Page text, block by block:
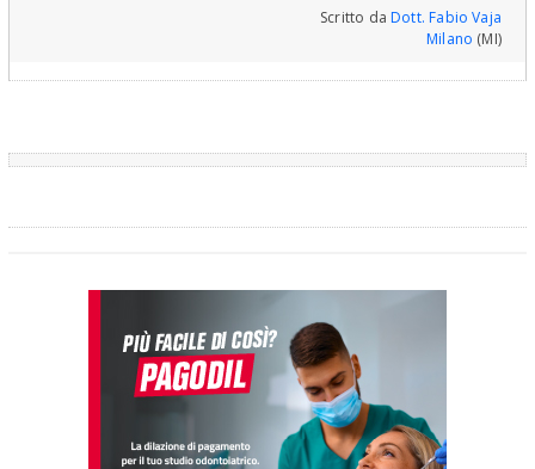
Scritto daDott. Fabio Vaja
Milano (MI)